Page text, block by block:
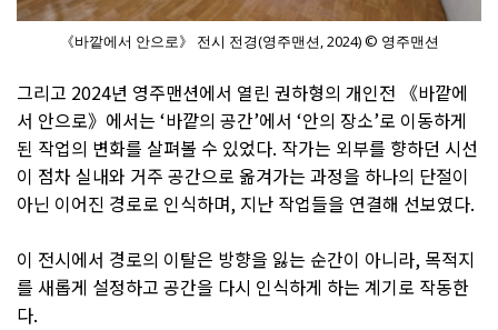
《바깥에서 안으로》 전시 전경(영주맨션, 2024) © 영주맨션
그리고 2024년 영주맨션에서 열린 권하형의 개인전 《바깥에
서 안으로》에서는 ‘바깥의 공간’에서 ‘안의 장소’로 이동하게
된 작업의 변화를 살펴볼 수 있었다. 작가는 외부를 향하던 시선
이 점차 실내와 거주 공간으로 옮겨가는 과정을 하나의 단절이
아닌 이어진 경로로 인식하며, 지난 작업들을 연결해 선보였다.
이 전시에서 경로의 이탈은 방향을 잃는 순간이 아니라, 목적지
를 새롭게 설정하고 공간을 다시 인식하게 하는 계기로 작동한
다.